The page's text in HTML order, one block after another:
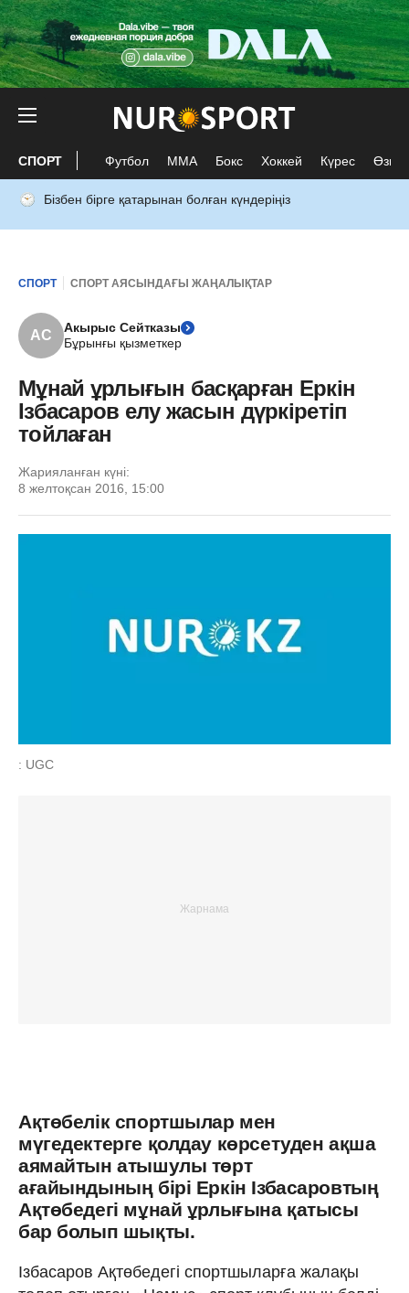
СПОРТ Футбол ММА Бокс Хоккей Күрес Өзге
Бізбен бірге қатарынан болған күндеріңіз
СПОРТ СПОРТ АЯСЫНДАҒЫ ЖАҢАЛЫҚТАР
АС
Акырыс Сейтказы
Бұрынғы қызметкер
Мұнай ұрлығын басқарған Еркін
Ізбасаров елу жасын дүркіретіп
тойлаған
Жарияланған күні:
8 желтоқсан 2016, 15:00
: UGC
Ақтөбелік спортшылар мен
мүгедектерге қолдау көрсетуден ақша
аямайтын атышулы төрт
ағайындының бірі Еркін Ізбасаровтың
Ақтөбедегі мұнай ұрлығына қатысы
бар болып шықты.
Ізбасаров Ақтөбедегі спортшыларға жалақы